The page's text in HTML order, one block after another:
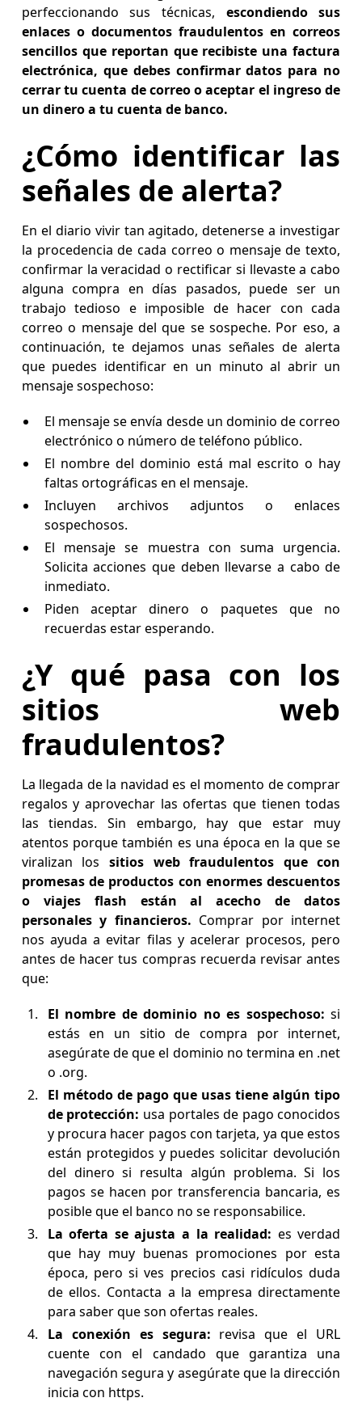
perfeccionando sus técnicas, escondiendo sus
enlaces o documentos fraudulentos en correos
sencillos que reportan que recibiste una factura
electrónica, que debes confirmar datos para no
cerrar tu cuenta de correo o aceptar el ingreso de
un dinero a tu cuenta de banco.
¿Cómo identificar las
señales de alerta?
En el diario vivir tan agitado, detenerse a investigar
la procedencia de cada correo o mensaje de texto,
confirmar la veracidad o rectificar si llevaste a cabo
alguna compra en días pasados, puede ser un
trabajo tedioso e imposible de hacer con cada
correo o mensaje del que se sospeche. Por eso, a
continuación, te dejamos unas señales de alerta
que puedes identificar en un minuto al abrir un
mensaje sospechoso:
El mensaje se envía desde un dominio de correo
electrónico o número de teléfono público.
El nombre del dominio está mal escrito o hay
faltas ortográficas en el mensaje.
Incluyen archivos adjuntos o enlaces
sospechosos.
El mensaje se muestra con suma urgencia.
Solicita acciones que deben llevarse a cabo de
inmediato.
Piden aceptar dinero o paquetes que no
recuerdas estar esperando.
¿Y qué pasa con los
sitios web
fraudulentos?
La llegada de la navidad es el momento de comprar
regalos y aprovechar las ofertas que tienen todas
las tiendas. Sin embargo, hay que estar muy
atentos porque también es una época en la que se
viralizan los sitios web fraudulentos que con
promesas de productos con enormes descuentos
o viajes flash están al acecho de datos
personales y financieros. Comprar por internet
nos ayuda a evitar filas y acelerar procesos, pero
antes de hacer tus compras recuerda revisar antes
que:
El nombre de dominio no es sospechoso: si
estás en un sitio de compra por internet,
asegúrate de que el dominio no termina en .net
o .org.
El método de pago que usas tiene algún tipo
de protección: usa portales de pago conocidos
y procura hacer pagos con tarjeta, ya que estos
están protegidos y puedes solicitar devolución
del dinero si resulta algún problema. Si los
pagos se hacen por transferencia bancaria, es
posible que el banco no se responsabilice.
La oferta se ajusta a la realidad: es verdad
que hay muy buenas promociones por esta
época, pero si ves precios casi ridículos duda
de ellos. Contacta a la empresa directamente
para saber que son ofertas reales.
La conexión es segura: revisa que el URL
cuente con el candado que garantiza una
navegación segura y asegúrate que la dirección
inicia con https.